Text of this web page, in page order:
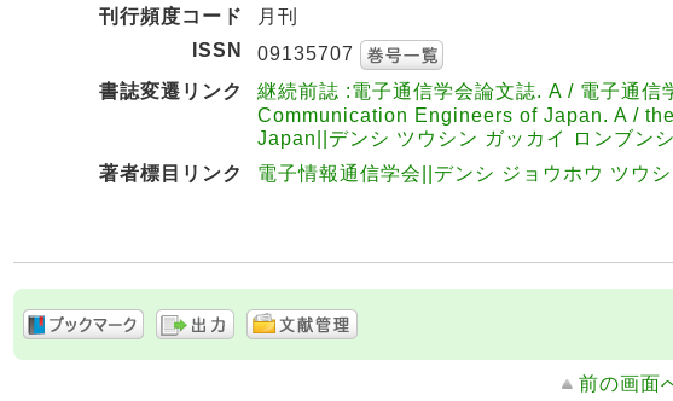
刊行頻度コード
月刊
ISSN
09135707
書誌変遷リンク
継続前誌 :電子通信学会論文誌. A / 電子通
Communication Engineers of Japan. A /
Japan||デンシ ツウシン ガッカイ ロンブン
著者標目リンク
電子情報通信学会||デンシ ジョウホウ ツウ
前の画面